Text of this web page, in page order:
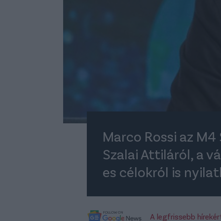
Marco Rossi az
Szalai Attiláról, a
es célokról is
A legfrissebb